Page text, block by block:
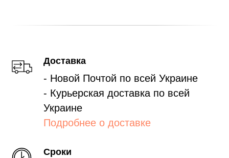
Доставка
- Новой Почтой по всей Украине
- Курьерская доставка по всей
Украине
Подробнее о доставке
Сроки